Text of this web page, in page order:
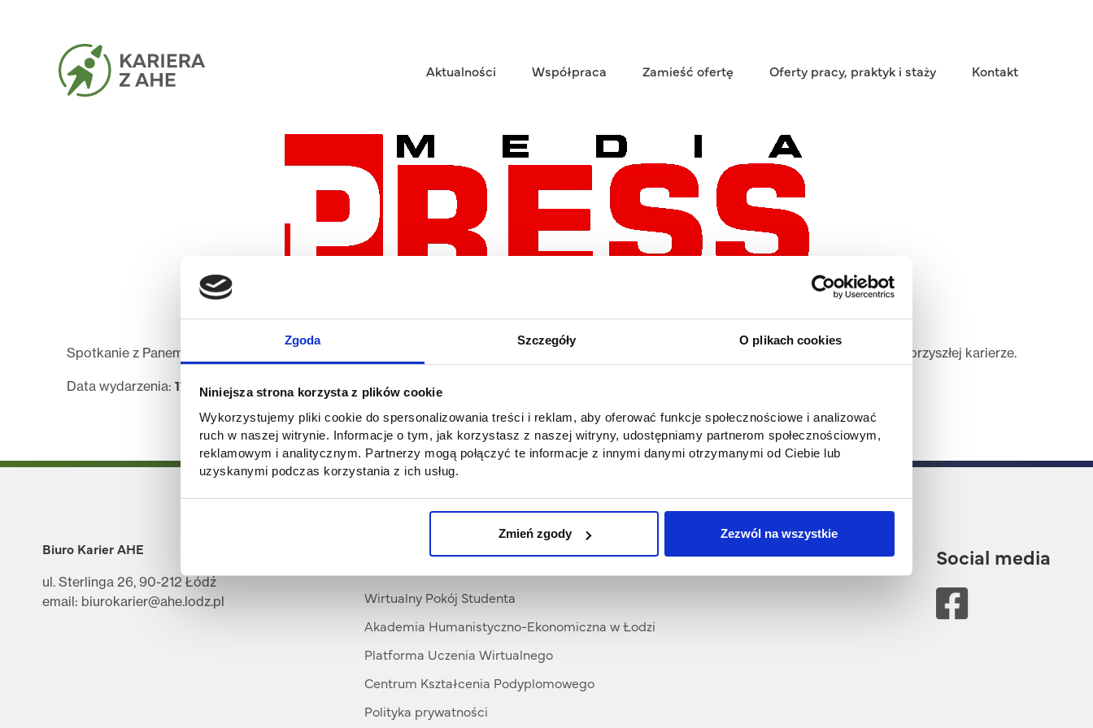
Zgoda Szczegóły O plikach cookies
Niniejsza strona korzysta z plików cookie
Wykorzystujemy pliki cookie do spersonalizowania treści i reklam, aby oferować funkcje społecznościowe i analizować
ruch w naszej witrynie. Informacje o tym, jak korzystasz z naszej witryny, udostępniamy partnerom społecznościowym,
reklamowym i analitycznym. Partnerzy mogą połączyć te informacje z innymi danymi otrzymanymi od Ciebie lub
uzyskanymi podczas korzystania z ich usług.
Zmień zgody Zezwól na wszystkie
Aktualności Współpraca Zamieść ofertę Oferty pracy, praktyk i staży Kontakt
Spotkanie z Panem Pawłem Augustyniakiem to świetna okazja do zdobycia praktycznej wiedzy i doświadczenia, które mogą przydać się w przyszłej karierze.
Data wydarzenia: 17.12.2024 10:00
Biuro Karier AHE
ul. Sterlinga 26, 90-212 Łódź
email: biurokarier@ahe.lodz.pl
Przydatne linki
Wirtualny Pokój Studenta
Akademia Humanistyczno-Ekonomiczna w Łodzi
Platforma Uczenia Wirtualnego
Centrum Kształcenia Podyplomowego
Polityka prywatności
Social media